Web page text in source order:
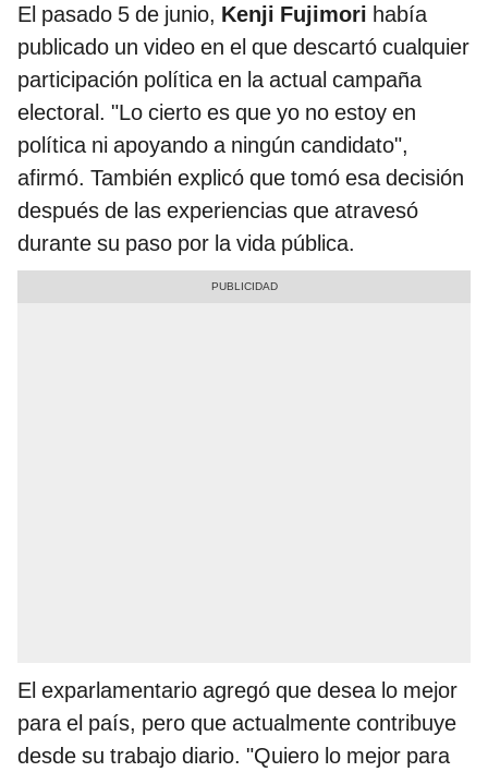
El pasado 5 de junio, Kenji Fujimori había
publicado un video en el que descartó cualquier
participación política en la actual campaña
electoral. "Lo cierto es que yo no estoy en
política ni apoyando a ningún candidato",
afirmó. También explicó que tomó esa decisión
después de las experiencias que atravesó
durante su paso por la vida pública.
El exparlamentario agregó que desea lo mejor
para el país, pero que actualmente contribuye
desde su trabajo diario. "Quiero lo mejor para